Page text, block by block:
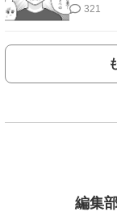
第12話＞
321
編集